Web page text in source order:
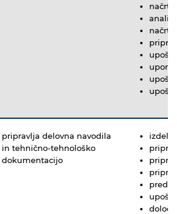
pripravlja delovna navodila
in tehnično-tehnološko
dokumentacijo